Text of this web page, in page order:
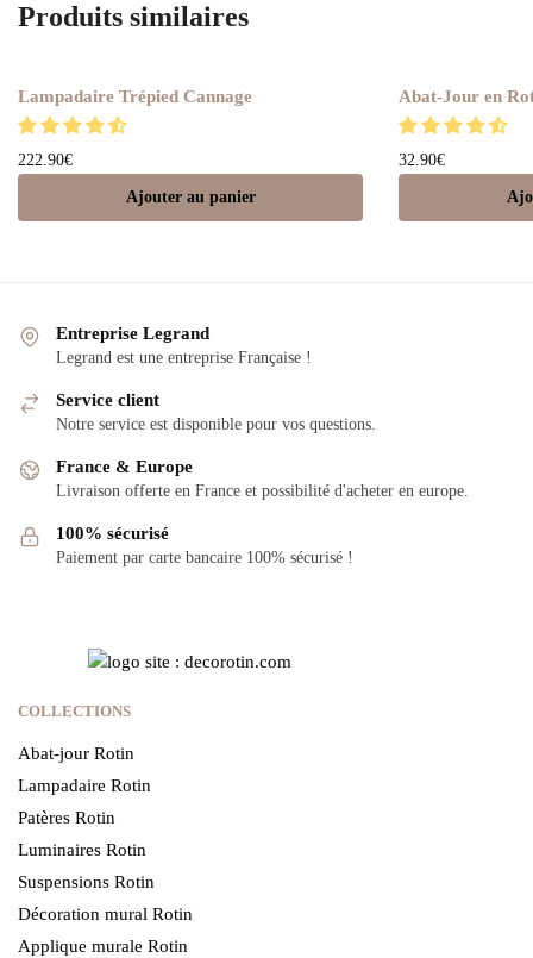
Produits similaires
Lampadaire Trépied Cannage
222.90€
Ajouter au panier
Abat-Jour en
32.90€
Entreprise Legrand
Legrand est une entreprise Française !
Service client
Notre service est disponible pour vos questions.
France & Europe
Livraison offerte en France et possibilité d'acheter en europe.
100% sécurisé
Paiement par carte bancaire 100% sécurisé !
COLLECTIONS
Abat-jour Rotin
Lampadaire Rotin
Patères Rotin
Luminaires Rotin
Suspensions Rotin
Décoration mural Rotin
Applique murale Rotin